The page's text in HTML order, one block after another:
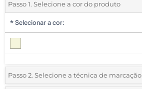
Passo 1. Selecione a cor do produto
* Selecionar a cor:
Passo 2. Selecione a técnica de marcação